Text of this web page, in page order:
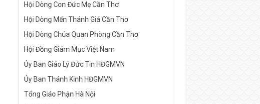
Hội Dòng Con Đức Mẹ Cần Thơ
Hội Dòng Mến Thánh Giá Cần Thơ
Hội Dòng Chúa Quan Phòng Cần Thơ
Hội Đồng Giám Mục Việt Nam
Ủy Ban Giáo Lý Đức Tin HĐGMVN
Ủy Ban Thánh Kinh HĐGMVN
Tổng Giáo Phận Hà Nội